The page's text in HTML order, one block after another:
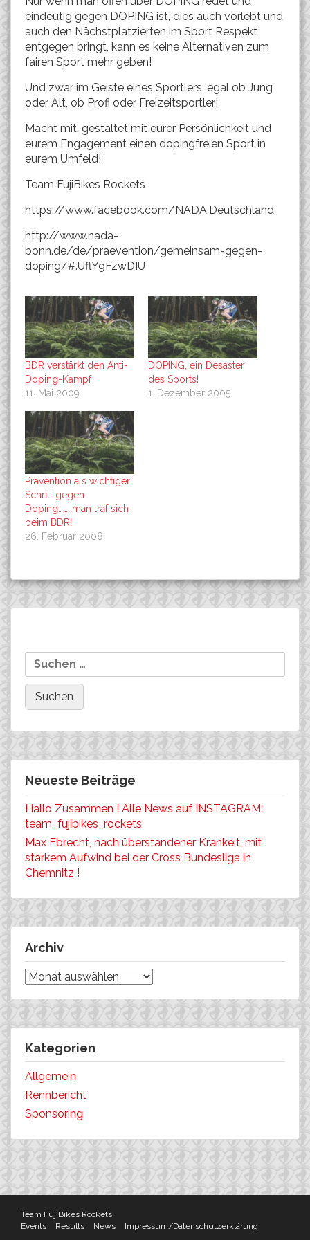
eindeutig gegen DOPING ist, dies auch vorlebt und
auch den Nächstplatzierten im Sport Respekt
entgegen bringt, kann es keine Alternativen zum
fairen Sport mehr geben!
Und zwar im Geiste eines Sportlers, egal ob Jung
oder Alt, ob Profi oder Freizeitsportler!
Macht mit, gestaltet mit eurer Persönlichkeit und
eurem Engagement einen dopingfreien Sport in
eurem Umfeld!
Team FujiBikes Rockets
https://www.facebook.com/NADA.Deutschland
http://www.nada-
bonn.de/de/praevention/gemeinsam-gegen-
doping/#.UflY9FzwDIU
BDR verstärkt den Anti-
Doping-Kampf
11. Mai 2009
DOPING, ein Desaster
des Sports!
1. Dezember 2005
Prävention als wichtiger
Schritt gegen
Doping……..man traf sich
beim BDR!
26. Februar 2008
Neueste Beiträge
Hallo Zusammen ! Alle News auf INSTAGRAM:
team_fujibikes_rockets
Max Ebrecht, nach überstandener Krankeit, mit
starkem Aufwind bei der Cross Bundesliga in
Chemnitz !
Archiv
Archiv
Kategorien
Allgemein
Rennbericht
Sponsoring
Team FujiBikes Rockets
Events
Results News
Impressum/Datenschutzerklärung